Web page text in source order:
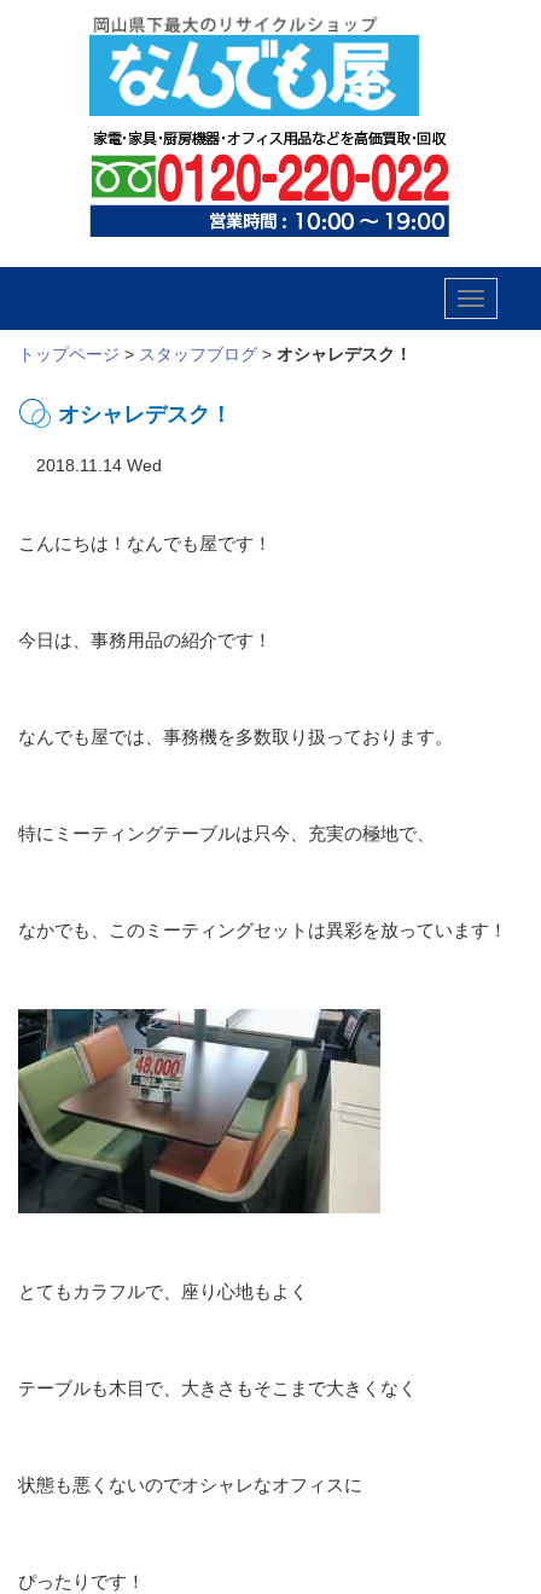
Toggle
トップページ > スタッフブログ > オシャレデスク！
オシャレデスク！
2018.11.14 Wed
こんにちは！なんでも屋です！
今日は、事務用品の紹介です！
なんでも屋では、事務機を多数取り扱っております。
特にミーティングテーブルは只今、充実の極地で、
なかでも、このミーティングセットは異彩を放っています！
とてもカラフルで、座り心地もよく
テーブルも木目で、大きさもそこまで大きくなく
状態も悪くないのでオシャレなオフィスに
ぴったりです！